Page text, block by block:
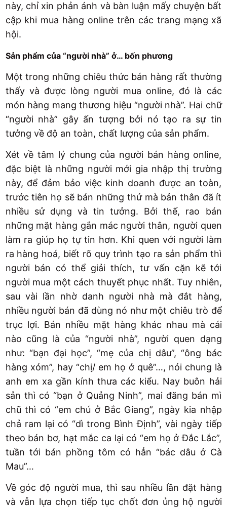
này, chỉ xin phản ánh và bàn luận mấy chuyện bất
cập khi mua hàng online trên các trang mạng xã
hội.
Sản phẩm của “người nhà” ở… bốn phương
Một trong những chiêu thức bán hàng rất thường
thấy và được lòng người mua online, đó là các
món hàng mang thương hiệu “người nhà”. Hai chữ
“người nhà” gây ấn tượng bởi nó tạo ra sự tin
tưởng về độ an toàn, chất lượng của sản phẩm.
Xét về tâm lý chung của người bán hàng online,
đặc biệt là những người mới gia nhập thị trường
này, để đảm bảo việc kinh doanh được an toàn,
trước tiên họ sẽ bán những thứ mà bản thân đã ít
nhiều sử dụng và tin tưởng. Bởi thế, rao bán
những mặt hàng gắn mác người thân, người quen
làm ra giúp họ tự tin hơn. Khi quen với người làm
ra hàng hoá, biết rõ quy trình tạo ra sản phẩm thì
người bán có thể giải thích, tư vấn cặn kẽ tới
người mua một cách thuyết phục nhất. Tuy nhiên,
sau vài lần nhờ danh người nhà mà đắt hàng,
nhiều người bán đã dùng nó như một chiêu trò để
trục lợi. Bán nhiều mặt hàng khác nhau mà cái
nào cũng là của “người nhà”, người quen dạng
như: “bạn đại học”, “mẹ của chị dâu”, “ông bác
hàng xóm”, hay “chị/ em họ ở quê”…, nói chung là
anh em xa gần kính thưa các kiểu. Nay buôn hải
sản thì có “bạn ở Quảng Ninh”, mai đăng bán mì
chũ thì có “em chú ở Bắc Giang”, ngày kia nhập
chả ram lại có “dì trong Bình Định”, vài ngày tiếp
theo bán bơ, hạt mắc ca lại có “em họ ở Đắc Lắc”,
tuần tới bán phồng tôm có hẳn “bác dâu ở Cà
Mau”…
Về góc độ người mua, thì sau nhiều lần đặt hàng
và vẫn lựa chọn tiếp tục chốt đơn ủng hộ người